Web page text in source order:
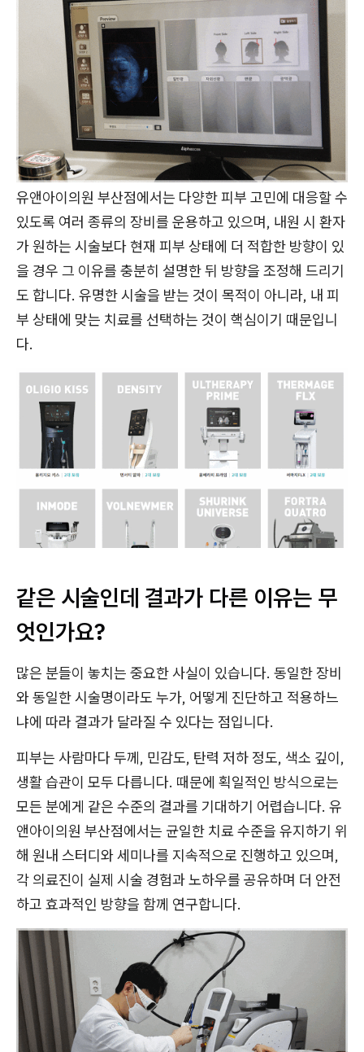
유앤아이의원 부산점에서는 다양한 피부 고민에 대응할 수
있도록 여러 종류의 장비를 운용하고 있으며, 내원 시 환자
가 원하는 시술보다 현재 피부 상태에 더 적합한 방향이 있
을 경우 그 이유를 충분히 설명한 뒤 방향을 조정해 드리기
도 합니다. 유명한 시술을 받는 것이 목적이 아니라, 내 피
부 상태에 맞는 치료를 선택하는 것이 핵심이기 때문입니
다.
같은 시술인데 결과가 다른 이유는 무
엇인가요?
많은 분들이 놓치는 중요한 사실이 있습니다. 동일한 장비
와 동일한 시술명이라도 누가, 어떻게 진단하고 적용하느
냐에 따라 결과가 달라질 수 있다는 점입니다.
피부는 사람마다 두께, 민감도, 탄력 저하 정도, 색소 깊이,
생활 습관이 모두 다릅니다. 때문에 획일적인 방식으로는
모든 분에게 같은 수준의 결과를 기대하기 어렵습니다. 유
앤아이의원 부산점에서는 균일한 치료 수준을 유지하기 위
해 원내 스터디와 세미나를 지속적으로 진행하고 있으며,
각 의료진이 실제 시술 경험과 노하우를 공유하며 더 안전
하고 효과적인 방향을 함께 연구합니다.